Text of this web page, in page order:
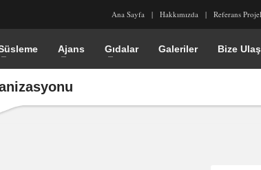
Ana Sayfa Hakkımızda Referans
Ajans Gıdalar Galeriler Bize